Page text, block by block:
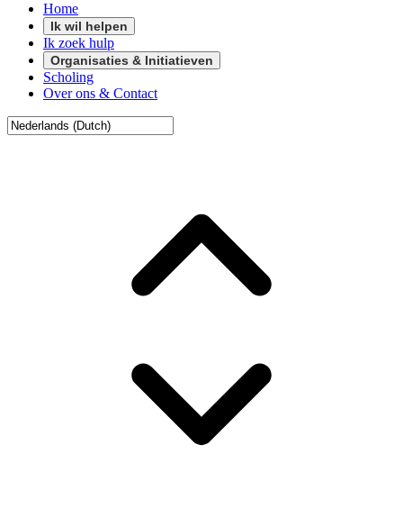
Home
Ik wil helpen
Ik zoek hulp
Organisaties & Initiatieven
Scholing
Over ons & Contact